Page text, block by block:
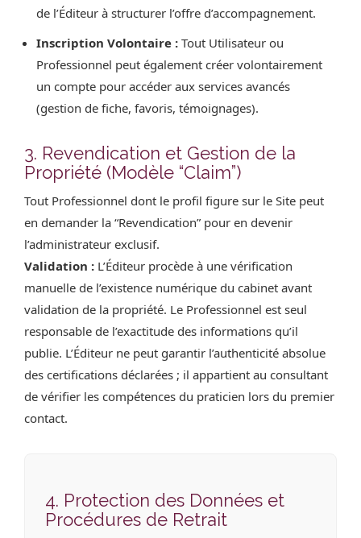
de l’Éditeur à structurer l’offre d’accompagnement.
Inscription Volontaire : Tout Utilisateur ou
Professionnel peut également créer volontairement
un compte pour accéder aux services avancés
(gestion de fiche, favoris, témoignages).
3. Revendication et Gestion de la
Propriété (Modèle “Claim”)
Tout Professionnel dont le profil figure sur le Site peut
en demander la “Revendication” pour en devenir
l’administrateur exclusif.
Validation : L’Éditeur procède à une vérification
manuelle de l’existence numérique du cabinet avant
validation de la propriété. Le Professionnel est seul
responsable de l’exactitude des informations qu’il
publie. L’Éditeur ne peut garantir l’authenticité absolue
des certifications déclarées ; il appartient au consultant
de vérifier les compétences du praticien lors du premier
contact.
4. Protection des Données et
Procédures de Retrait